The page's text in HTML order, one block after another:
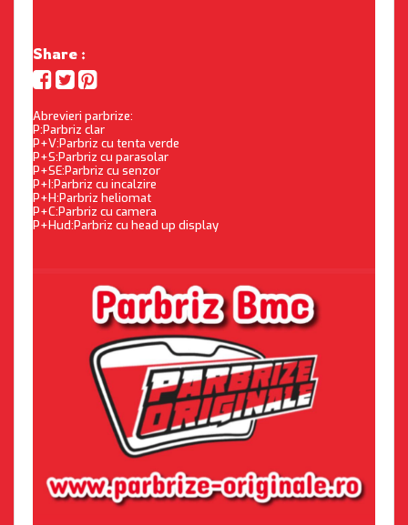
Share :
Abrevieri parbrize:
P:Parbriz clar
P+V:Parbriz cu tenta verde
P+S:Parbriz cu parasolar
P+SE:Parbriz cu senzor
P+I:Parbriz cu incalzire
P+H:Parbriz heliomat
P+C:Parbriz cu camera
P+Hud:Parbriz cu head up display